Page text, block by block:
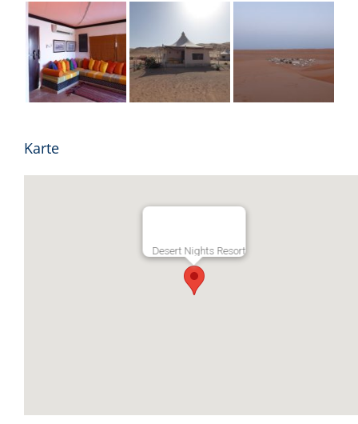
Karte
Desert Nights Resort